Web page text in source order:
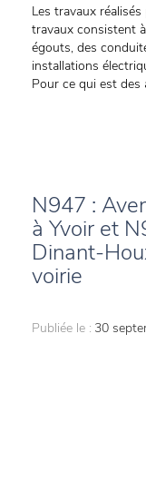
Les travaux
travaux consistent
égouts, des
installations
Pour ce qui est des
N947 :
à Yvoir et
Dinant-
voirie
Publiée le : 30